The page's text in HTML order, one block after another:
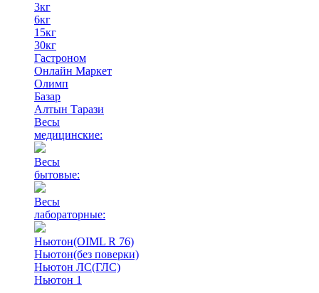
3кг
6кг
15кг
30кг
Гастроном
Онлайн Маркет
Олимп
Базар
Алтын Тарази
Весы
медицинские:
Весы
бытовые:
Весы
лабораторные:
Ньютон(OIML R 76)
Ньютон(без поверки)
Ньютон ЛС(ГЛС)
Ньютон 1